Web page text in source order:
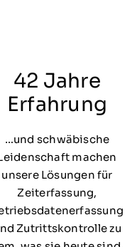
42 Jahre
Erfahrung
…und schwäbische
machen
unsere Lösungen für
Zeiterfassung,
Zutrittskontrolle zu